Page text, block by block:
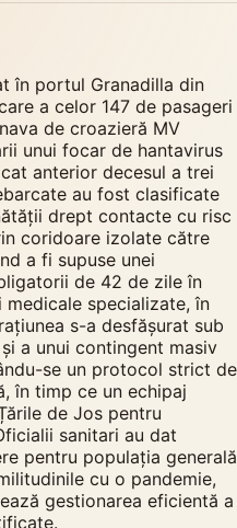
în portul Granadilla din
a celor 147 de pasageri
de croazieră MV
unui focar de hantavirus
anterior decesul a trei
au fost clasificate
drept contacte cu risc
coridoare izolate către
a fi supuse unei
de 42 de zile în
specializate, în
s-a desfășurat sub
a unui contingent masiv
se un protocol strict de
în timp ce un echipaj
de Jos pentru
sanitari au dat
pentru populația generală
cu o pandemie,
gestionarea eficientă a